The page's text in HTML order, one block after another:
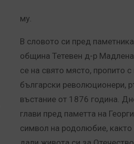
му.
В словото си пред
община Тетевен д-р
се на свято място, пропито
български революционери,
въстание от 1876 година.
глави пред паметта на
символ на родолюбие,